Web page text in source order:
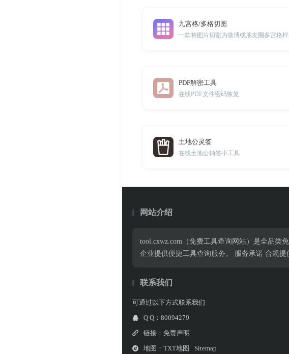
九宫格/多格切图
PDF解密工具
在线PDF文件密码恢复
土地公灵签
在线土地公抽签小工具
网站介绍
tool.cxwz.com（免费工具查询网站）是全品类
企业提供便捷工具查询服务。 服务承诺 合规
联系我们
可通过以下方式联系我们
Q Q：80094279
链接： 免责声明
地图： TXT地图 Sitemap